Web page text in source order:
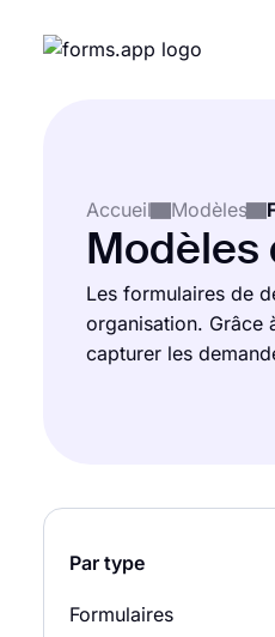
Accueil Modèles
Modèles
Les formulaires de
organisation. Grâce
capturer les
Par type
Formulaires